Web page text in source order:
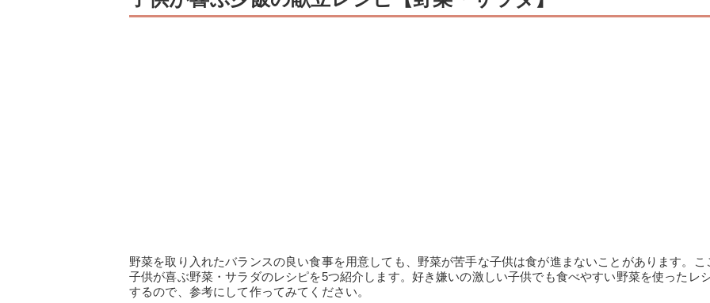
野菜を取り入れたバランスの良い食事を用意しても、野菜が苦手な子供は食が進まないことがあります。こ
子供が喜ぶ野菜・サラダのレシピを5つ紹介します。好き嫌いの激しい子供でも食べやすい野菜を使ったレ
するので、参考にして作ってみてください。